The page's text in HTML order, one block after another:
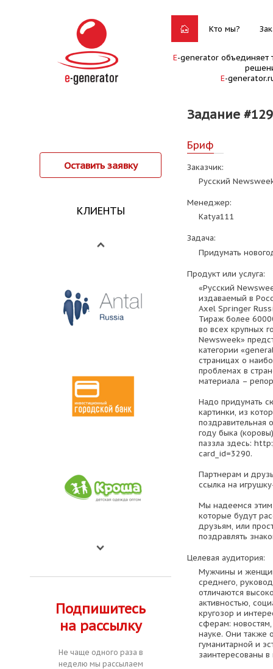
Кто мы?
E-generator объединяет
E-
Задание
Оставить заявку
КЛИЕНТЫ
Подпишитесь
на рассылку
Не чаще одного раза в
неделю мы рассылаем
Бриф
Заказчик:
Русский
Менеджер:
Katya111
Задача:
Придумать
Продукт или услуга:
«Русский
издаваемый в
Axel Springer
Тираж более
во всех крупных
Newsweek»
категории
страницах о
проблемах в
материала –
Надо придумать
картинки, из
поздравительная
году быка
паззла здесь:
card_id=3290.
Партнерам и
ссылка на
Мы надеемся этим
которые будут
друзьям, или
поздравлять
Целевая аудитория:
Мужчины и
среднего,
отличаются
активностью,
кругозор и
сферам:
науке. Они также
гуманитарной и
заинтересованы